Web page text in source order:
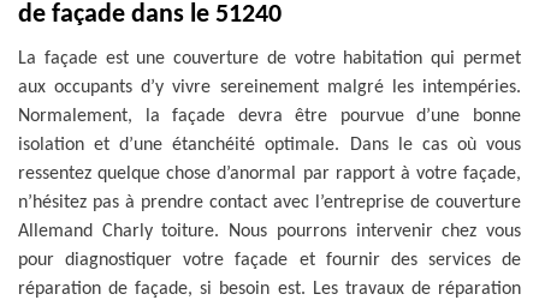
de façade dans le 51240
La façade est une couverture de votre habitation qui permet
aux occupants d’y vivre sereinement malgré les intempéries.
Normalement, la façade devra être pourvue d’une bonne
isolation et d’une étanchéité optimale. Dans le cas où vous
ressentez quelque chose d’anormal par rapport à votre façade,
n’hésitez pas à prendre contact avec l’entreprise de couverture
Allemand Charly toiture. Nous pourrons intervenir chez vous
pour diagnostiquer votre façade et fournir des services de
réparation de façade, si besoin est. Les travaux de réparation